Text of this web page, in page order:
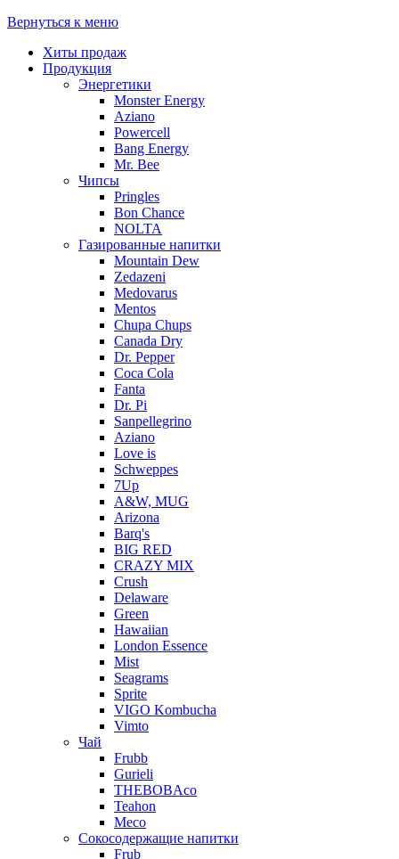
Вернуться к меню
Хиты продаж
Продукция
Энергетики
Monster Energy
Aziano
Powercell
Bang Energy
Mr. Bee
Чипсы
Pringles
Bon Chance
NOLTA
Газированные напитки
Mountain Dew
Zedazeni
Medovarus
Mentos
Chupa Chups
Canada Dry
Dr. Pepper
Coca Cola
Fanta
Dr. Pi
Sanpellegrino
Aziano
Love is
Schweppes
7Up
A&W, MUG
Arizona
Barq's
BIG RED
CRAZY MIX
Crush
Delaware
Green
Hawaiian
London Essence
Mist
Seagrams
Sprite
VIGO Kombucha
Vimto
Чай
Frubb
Gurieli
THEBOBAco
Teahon
Meco
Сокосодержащие напитки
Frub